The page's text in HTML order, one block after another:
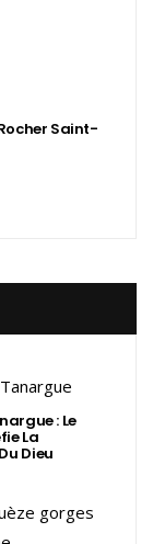
Saint-
: Le
La
Dieu